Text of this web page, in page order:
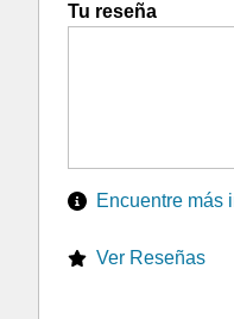
Tu reseña
Encuentre más
Ver Reseñas